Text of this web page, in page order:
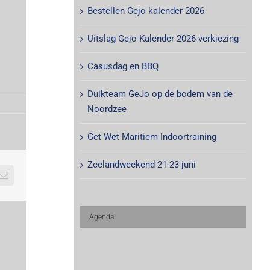
E-
Bestellen Gejo kalender 2026
Uitslag Gejo Kalender 2026 verkiezing
Casusdag en BBQ
Duikteam GeJo op de bodem van de
Noordzee
Get Wet Maritiem Indoortraining
Zeelandweekend 21-23 juni
Agenda